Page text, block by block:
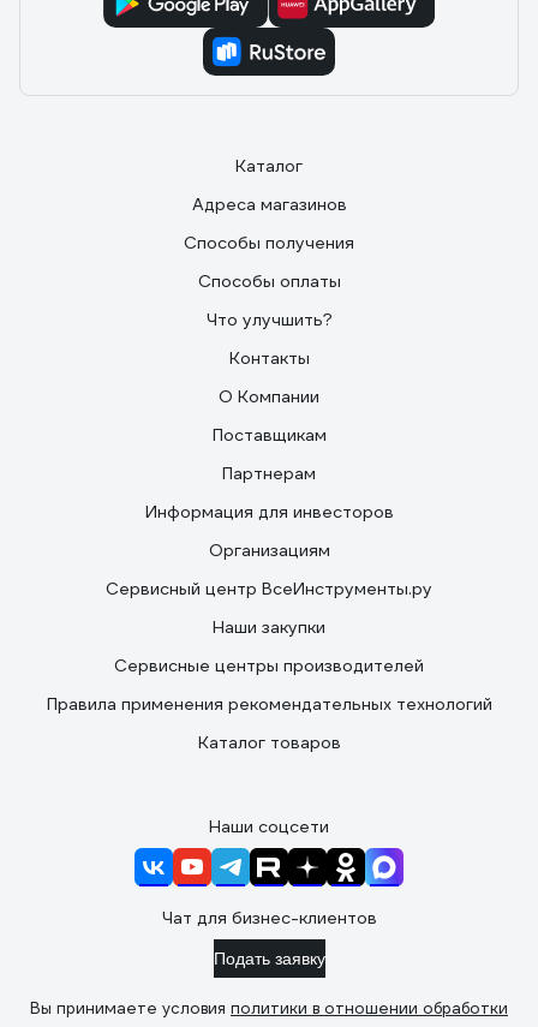
Каталог
Адреса магазинов
Способы получения
Способы оплаты
Что улучшить?
Контакты
О Компании
Поставщикам
Партнерам
Информация для инвесторов
Организациям
Сервисный центр ВсеИнструменты.ру
Наши закупки
Сервисные центры производителей
Правила применения рекомендательных технологий
Каталог товаров
Наши соцсети
Чат для бизнес-клиентов
Подать заявку
Вы принимаете условия политики в отношении обработки